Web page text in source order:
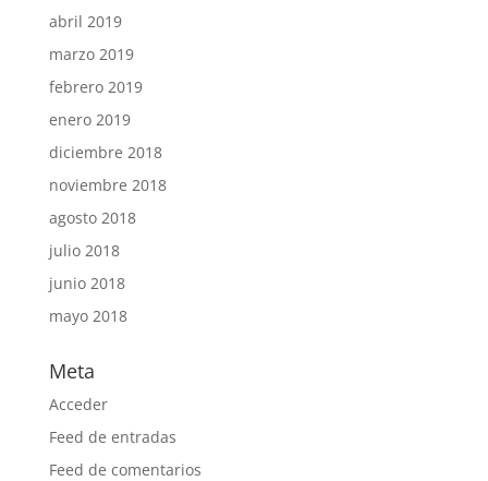
abril 2019
marzo 2019
febrero 2019
enero 2019
diciembre 2018
noviembre 2018
agosto 2018
julio 2018
junio 2018
mayo 2018
Meta
Acceder
Feed de entradas
Feed de comentarios